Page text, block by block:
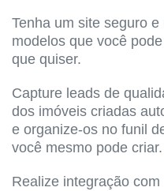
Tenha um site seguro
modelos que você
que quiser.
Capture leads de
dos imóveis criadas
e organize-os no funil
você mesmo pode criar.
Realize integração